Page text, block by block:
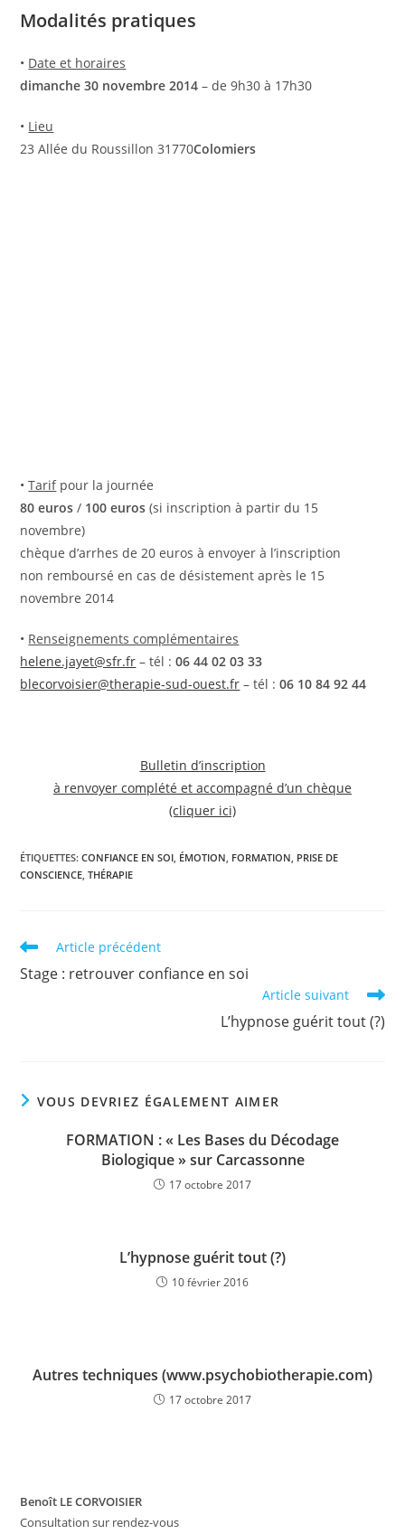
Modalités pratiques
• Date et horaires
dimanche 30 novembre 2014 – de 9h30 à 17h30
• Lieu
23 Allée du Roussillon 31770Colomiers
•Tarifpour la journée
80 euros / 100 euros (si inscription à partir du 15
novembre)
chèque d’arrhes de 20 euros à envoyer à l’inscription
non remboursé en cas de désistement après le 15
novembre 2014
• Renseignements complémentaires
helene.jayet@sfr.fr – tél :06 44 02 03 33
blecorvoisier@therapie-sud-ouest.fr – tél :06 10 84 92 44
Bulletin d’inscription
à renvoyer complété et accompagné d’un chèque
(cliquer ici)
ÉTIQUETTES:CONFIANCE EN SOI, ÉMOTION, FORMATION, PRISE DE
CONSCIENCE, THÉRAPIE
Read
articles
Article précédent
Stage : retrouver confiance en soi
Article suivant
L’hypnose guérit tout (?)
VOUS DEVRIEZ ÉGALEMENT AIMER
FORMATION : « Les Bases du Décodage
Biologique » sur Carcassonne
17 octobre 2017
L’hypnose guérit tout (?)
10 février 2016
Autres techniques (www.psychobiotherapie.com)
17 octobre 2017
Benoît LE CORVOISIER
Consultation sur rendez-vous